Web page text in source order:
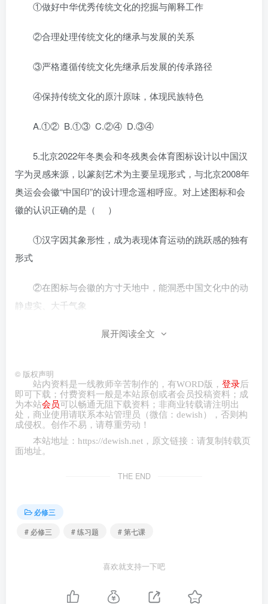
①做好中华优秀传统文化的挖掘与阐释工作
②合理处理传统文化的继承与发展的关系
③严格遵循传统文化先继承后发展的传承路径
④保持传统文化的原汁原味，体现民族特色
A.①② B.①③ C.②④ D.③④
5.北京2022年冬奥会和冬残奥会体育图标设计以中国汉
字为灵感来源，以篆刻艺术为主要呈现形式，与北京2008年
奥运会会徽“中国印”的设计理念遥相呼应。对上述图标和会
徽的认识正确的是（ ）
①汉字因其象形性，成为表现体育运动的跳跃感的独有
形式
②在图标与会徽的方寸天地中，能洞悉中国文化中的动
静虚实、大千气象
③运动元素与篆刻艺术元素巧妙结合，表明传统文化应
④图标和会徽的设计，是北京“双奥之城”留给世界的独
特文化印记
A.①③ B.①④ C.②③ D.②④
计划专业的古文字学，特别引人注目，汉字从起源到如今，
软体，今天的中国人仍能通过汉字读懂古人的智慧。材料表
明（ ）
①优秀的文化成果具有永恒的文化价值
②汉字文化的基本内涵具有相对稳定性
展开阅读全文
© 版权声明
站内资料是一线教师辛苦制作的，有WORD版， 登录后
即可下载；付费资料一般是本站原创或者会员投稿资料；成
为本站会员可以畅通无阻下载资料；非商业转载请注明出
处，商业使用请联系本站管理员（微信： dewish ），否则构
成侵权。创作不易，请尊重劳动！
本站地址： https://dewish.net ，原文链接：请复制转载页
面地址。
THE END
必修三
# 必修三
# 练习题 # 第七课
喜欢就支持一下吧